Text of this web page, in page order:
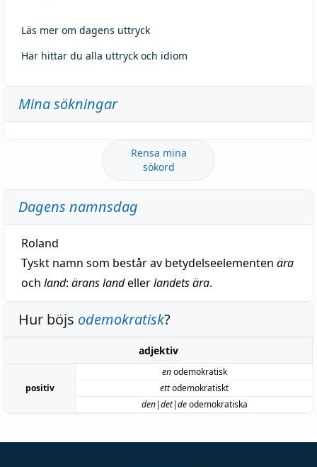
Läs mer om dagens uttryck
Här hittar du alla uttryck och idiom
Mina sökningar
Rensa mina
sökord
Dagens namnsdag
Roland
Tyskt namn som består av betydelseelementen ära
och land: ärans landellerlandets ära.
Hur böjs odemokratisk?
adjektiv
positiv
enodemokratisk
ettodemokratiskt
den|det|deodemokratiska